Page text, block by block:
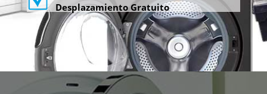
Desplazamiento Gratuito